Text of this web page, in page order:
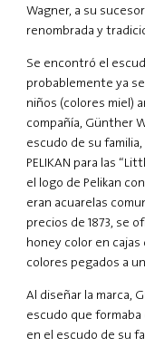
Wagner, a su
renombrada y
Se encontró el
probablemente ya
niños (colores miel)
compañía, Günther
escudo de su
PELIKAN para las
el logo de Pelikan
eran acuarelas
precios de 1873, se
honey color en cajas
colores pegados a
Al diseñar la marca,
escudo que
en el escudo de su